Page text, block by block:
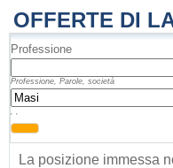
OFFERTE DI
Professione
Professione, Parole, società
, ,
La posizione immessa